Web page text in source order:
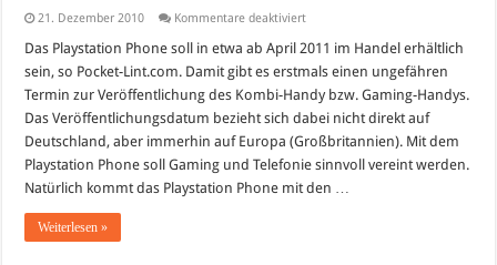
21. Dezember 2010 Kommentare deaktiviertfür
Phone
April
2011
im
Handel
Das Playstation Phone soll in etwa ab April 2011 im Handel erhältlich
sein, so Pocket-Lint.com. Damit gibt es erstmals einen ungefähren
Termin zur Veröffentlichung des Kombi-Handy bzw. Gaming-Handys.
Das Veröffentlichungsdatum bezieht sich dabei nicht direkt auf
Deutschland, aber immerhin auf Europa (Großbritannien). Mit dem
Playstation Phone soll Gaming und Telefonie sinnvoll vereint werden.
Natürlich kommt das Playstation Phone mit den …
Weiterlesen »